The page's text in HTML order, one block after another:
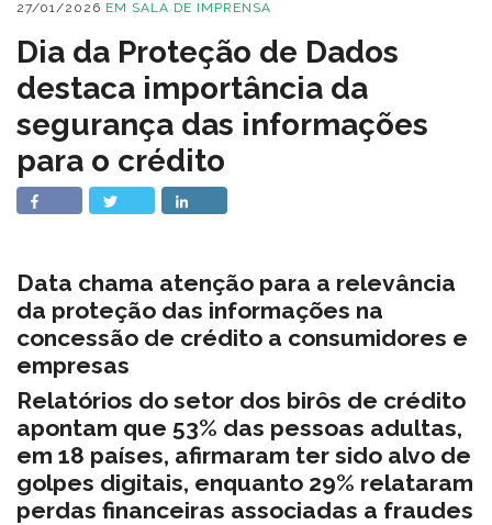
27/01/2026 EM SALA DE IMPRENSA
Dia da Proteção de Dados
destaca importância da
segurança das informações
para o crédito
Data chama atenção para a relevância
da proteção das informações na
concessão de crédito a consumidores e
empresas
Relatórios do setor dos birôs de crédito
apontam que 53% das pessoas adultas,
em 18 países, afirmaram ter sido alvo de
golpes digitais, enquanto 29% relataram
perdas financeiras associadas a fraudes